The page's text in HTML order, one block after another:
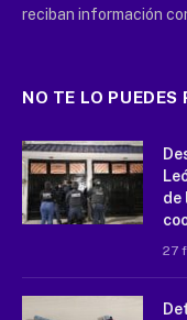
reciban información
NO TE LO PUEDES
de
27